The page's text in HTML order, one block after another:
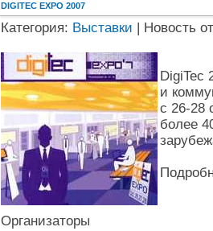
DIGITEC EXPO 2007
Категория: Выставки | Новость
DigiTec
и
с 26-28
более
Организаторы